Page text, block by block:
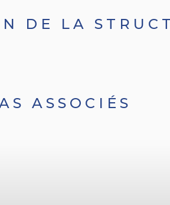
DE LA
ASSOCIÉS